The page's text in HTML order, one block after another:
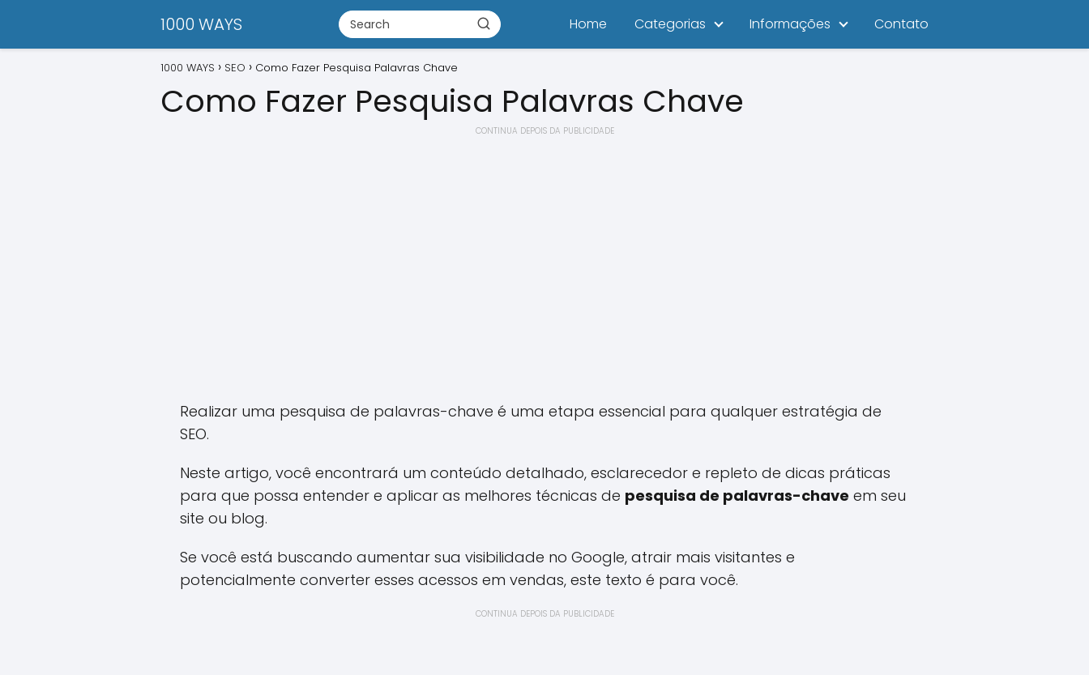
1000 WAYS Home Categorias Informações Contato
1000 WAYS SEO Como Fazer Pesquisa Palavras Chave
Como Fazer Pesquisa Palavras Chave
CONTINUA DEPOIS DA PUBLICIDADE
Realizar uma pesquisa de palavras-chave é uma etapa essencial para qualquer estratégia de
SEO.
Neste artigo, você encontrará um conteúdo detalhado, esclarecedor e repleto de dicas práticas
para que possa entender e aplicar as melhores técnicas de pesquisa de palavras-chave em seu
site ou blog.
Se você está buscando aumentar sua visibilidade no Google, atrair mais visitantes e
potencialmente converter esses acessos em vendas, este texto é para você.
CONTINUA DEPOIS DA PUBLICIDADE